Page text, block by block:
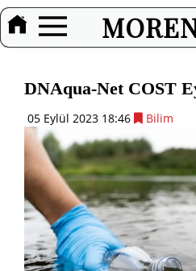
DNAqua-Net COST
05 Eylül 2023 18:46 Bilim